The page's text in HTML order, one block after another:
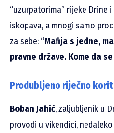
“uzurpatorima” rijeke Drine
iskopava, a mnogi samo
za sebe: “Mafija s jedne,
pravne države. Kome da se
Produbljeno riječno
Boban Jahić, zaljubljenik u
provodi u vikendici,